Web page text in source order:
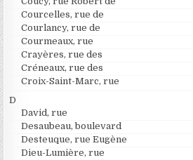
Courcelles, rue de
Courlancy, rue de
Courmeaux, rue
Crayères, rue des
Créneaux, rue des
Croix-Saint-Marc, rue
D
David, rue
Desaubeau, boulevard
Desteuque, rue Eugène
Dieu-Lumière, rue